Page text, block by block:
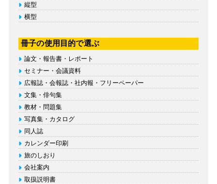
縦型
横型
冊子の使用目的で選ぶ
論文・報告書・レポート
セミナー・会議資料
広報誌・会報誌・社内報・フリーペーパー
文集・俳句集
教材・問題集
写真集・カタログ
同人誌
カレンダー印刷
旅のしおり
会社案内
取扱説明書